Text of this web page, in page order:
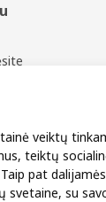
veiktų
teiktų
pat
svetaine, su